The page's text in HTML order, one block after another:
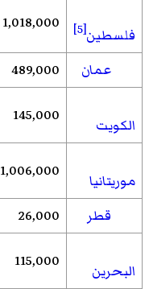
فلسطين[5]
1,018,000
عمان 489,000
الكويت 145,000
موريتانيا 1,006,000
قطر 26,000
البحرين 115,000